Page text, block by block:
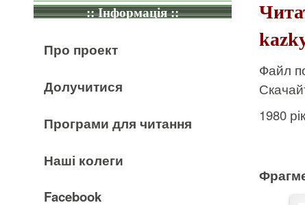
:: Інформація ::
Про проект
Долучитися
Програми для читання
Наші колеги
Facebook
Файл
1980